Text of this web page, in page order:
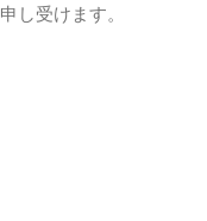
し受けます。